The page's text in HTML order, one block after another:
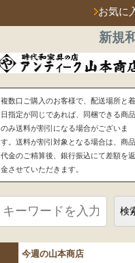
お気に
新規
複数口ご購入のお客様で、配送場所と着
日指定が同じであれば、同梱できる商品
のみ送料が割引になる場合がございま
す。送料が割引対象となる場合は、商品
代金のご精算後、銀行振込にて差額を返
金させていただきます。
検
今週の山本商店